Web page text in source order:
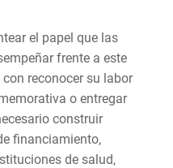
el papel que las
frente a este
reconocer su labor
o entregar
construir
financiamiento,
de salud,